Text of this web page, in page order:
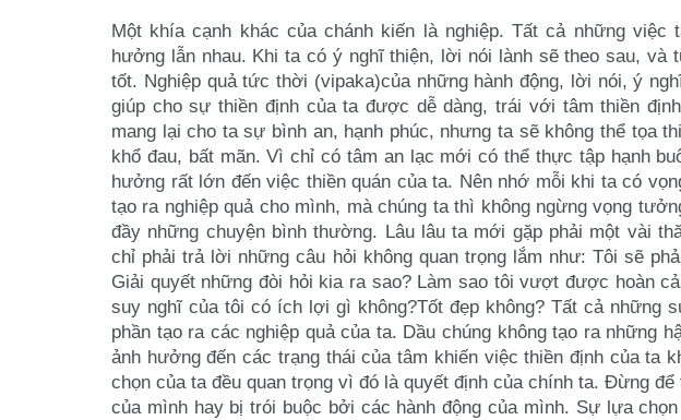
Một khía cạnh khác của chánh kiến là nghiệp. Tất cả những việc
hưởng lẫn nhau. Khi ta có ý nghĩ thiện, lời nói lành sẽ theo sau, và
tốt. Nghiệp quả tứcthời (vipaka)của những hành động, lời nói, ý
giúp cho sự thiền định của ta được dễ dàng, trái với tâm thiền
mang lại cho ta sự bình an, hạnh phúc, nhưng ta sẽ không thể tọa
khổ đau, bất mãn. Vì chỉ có tâm an lạc mới có thể thực tập hạnh
hưởng rất lớn đến việc thiền quán của ta. Nên nhớ mỗi khi ta có
tạo ra nghiệpquả cho mình, mà chúng ta thì không ngừng vọng
đầy những chuyện bình thường. Lâu lâu ta mới gặp phải một vài
chỉ phải trả lời nhữngcâu hỏi không quan trọng lắm như: Tôi sẽ
Giải quyết những đòi hỏi kia ra sao? Làm sao tôi vượt được hoàn
suy nghĩ của tôi có ích lợi gì không?Tốt đẹp không? Tất cả những
phần tạo ra các nghiệp quả của ta. Dầu chúng không tạo ra những
ảnh hưởng đến các trạng thái của tâm khiến việcthiền định của ta
chọn của ta đều quan trọng vì đó là quyết định của chính ta. Đừng để
của mình hay bị trói buộc bởi các hành động của mình. Sự lựa